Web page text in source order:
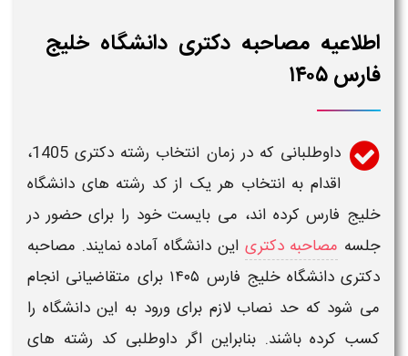
اطلاعیه مصاحبه دکتری دانشگاه خلیج
فارس ۱۴۰۵
داوطلبانی که در زمان انتخاب رشته دکتری 1405
،
اقدام به انتخاب هر یک از کد رشته های دانشگاه
خلیج فارسکرده اند، می بایست خود را برای حضور در
جلسه مصاحبه دکتری این دانشگاه آماده نمایند. مصاحبه
دکتری دانشگاه خلیج فارس ۱۴۰۵
برای متقاضیانی انجام
می شود که حد نصاب لازم برای ورود به ایندانشگاه را
کسب کرده باشند. بنابراین اگر داوطلبی کد رشته های